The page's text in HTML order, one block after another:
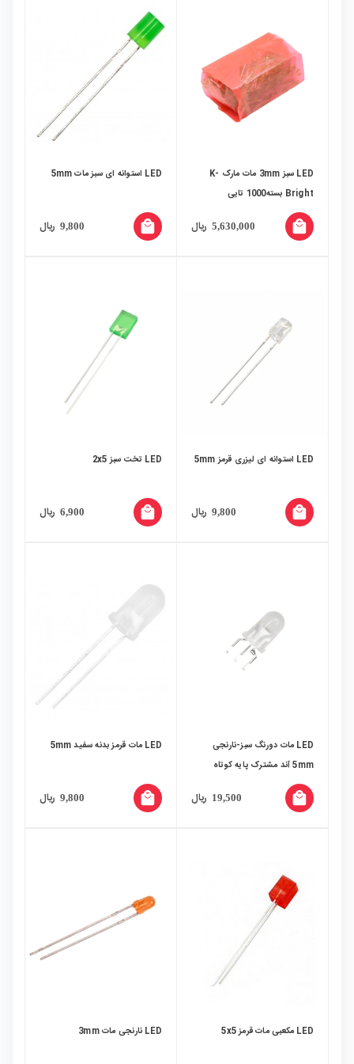
LED سبز 3mm مات مارک K-
Bright بسته1000 تایی
5,630,000 ریال local_mall
LED استوانه ای سبز مات 5mm
9,800 ریال local_mall
LED استوانه ای لیزری قرمز 5mm
9,800 ریال local_mall
LED تخت سبز 2x5
6,900 ریال local_mall
LED مات دورنگ سبز-نارنجی
5mm آند مشترک پایه کوتاه
19,500 ریال local_mall
LED مات قرمز بدنه سفید 5mm
9,800 ریال local_mall
LED مکعبی مات قرمز 5x5 LED نارنجی مات 3mm